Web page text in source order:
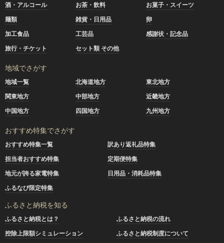
酒・アルコール
お茶・飲料
お菓子・スイーツ
麺類
雑貨・日用品
卵
加工食品
工芸品
感謝状・記念品
旅行・チケット
セット類 その他
地域でさがす
地域一覧 北海道地方
東北地方
関東地方
中部地方
近畿地方
中国地方
四国地方 九州地方
おすすめ特集でさがす
おすすめ特集一覧
訳あり返礼品特集
担当者おすすめ特集
定期便特集
地元が誇る家電特集
日用品・消耗品特集
ふるなび限定特集
ふるさと納税を知る
ふるさと納税とは？
ふるさと納税の流れ
控除上限額シミュレーション
ふるさと納税制度について